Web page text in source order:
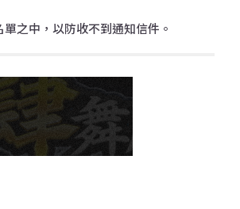
之中，以防收不到通知信件。